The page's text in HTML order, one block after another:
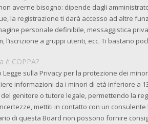
averne bisogno: dipende dagli
la registrazione ti darà accesso ad altre
personale definibile, messaggistica
l’iscrizione a gruppi utenti, ecc. Ti bastano
è COPPA?
Legge sulla Privacy per la protezione dei
informazioni da i minori di età inferiore a
genitore o tutore legale, permettendo la
mettiti in contatto con un
di questa Board non possono fornire